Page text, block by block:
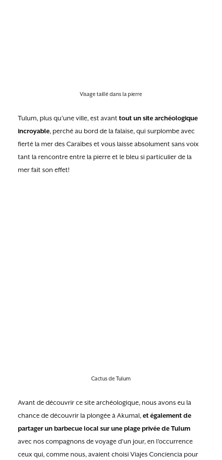
Visage taillé dans la pierre
Tulum, plus qu’une ville, est avant tout un site archéologique
incroyable, perché au bord de la falaise, qui surplombe avec
fierté la mer des Caraïbes et vous laisse absolument sans voix
tant la rencontre entre la pierre et le bleu si particulier de la
mer fait son effet!
Cactus de Tulum
Avant de découvrir ce site archéologique, nous avons eu la
chance de découvrir la plongée à Akumal, et également de
partager un barbecue local sur une plage privée de Tulum
avec nos compagnons de voyage d’un jour, en l’occurrence
ceux qui, comme nous, avaient choisi Viajes Conciencia pour